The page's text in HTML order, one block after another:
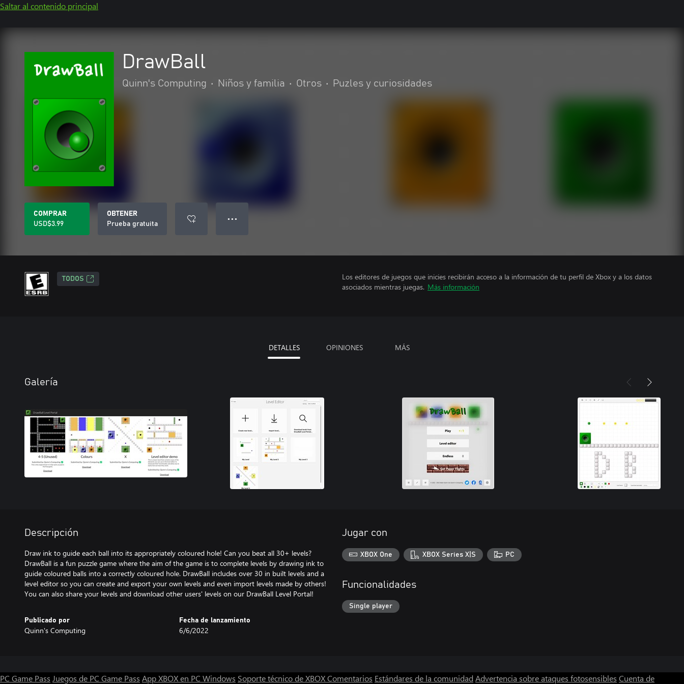
Saltar al contenido principal
DrawBall
Quinn's Computing • Niños y familia • Otros • Puzles y curiosidades
COMPRAR
USD$3.99
OBTENER
Prueba gratuita
● ● ●
TODOS
Los editores de juegos que inicies recibirán acceso a la información de tu perfil de Xbox y a los datos
asociados mientras juegas. Más información
DETALLES OPINIONES MÁS
Galería
Descripción
Draw ink to guide each ball into its appropriately coloured hole! Can you beat all 30+ levels?
DrawBall is a fun puzzle game where the aim of the game is to complete levels by drawing ink to
guide coloured balls into a correctly coloured hole. DrawBall includes over 30 in built levels and a
level editor so you can create and export your own levels and even import levels made by others!
You can also share your levels and download other users' levels on our DrawBall Level Portal!
Publicado por
Quinn's Computing
Fecha de lanzamiento
6/6/2022
Jugar con
XBOX One XBOX Series X|S PC
Funcionalidades
Single player
PC Game Pass Juegos de PC Game Pass App XBOX en PC Windows Soporte técnico de XBOXComentarios Estándares de la comunidad Advertencia sobre ataques fotosensibles Cuenta de